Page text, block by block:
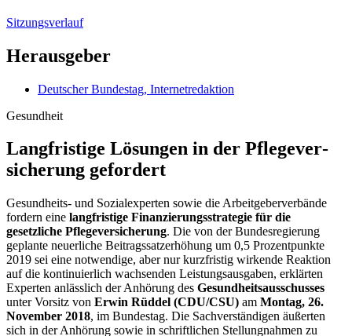
Sitzungsverlauf
Herausgeber
Deutscher Bundestag, Internetredaktion
Gesundheit
Lang­fristige Lösungen in der Pflege­ver­
siche­rung gefordert
Gesundheits- und Sozialexperten sowie die Arbeitgeberverbände
fordern eine langfristige Finanzierungsstrategie für die
gesetzliche Pflegeversicherung. Die von der Bundesregierung
geplante neuerliche Beitragssatzerhöhung um 0,5 Prozentpunkte
2019 sei eine notwendige, aber nur kurzfristig wirkende Reaktion
auf die kontinuierlich wachsenden Leistungsausgaben, erklärten
Experten anlässlich der Anhörung des Gesundheitsausschusses
unter Vorsitz von Erwin Rüddel (CDU/CSU) am Montag, 26.
November 2018, im Bundestag. Die Sachverständigen äußerten
sich in der Anhörung sowie in schriftlichen Stellungnahmen zu